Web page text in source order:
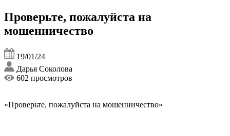
Проверьте, пожалуйста на
мошенничество
19/01/24
Дарья Соколова
602 просмотров
«Проверьте, пожалуйста на мошенничество»